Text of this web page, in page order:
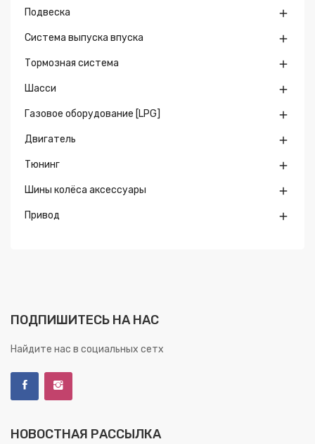
Подвеска 
Система выпуска впуска 
Тормозная система 
Шасси 
Газовое оборудование [LPG] 
Двигатель 
Тюнинг 
Шины колёса аксессуары 
Привод 
ПОДПИШИТЕСЬ НА НАС
Найдите нас в социальных сетх
НОВОСТНАЯ РАССЫЛКА